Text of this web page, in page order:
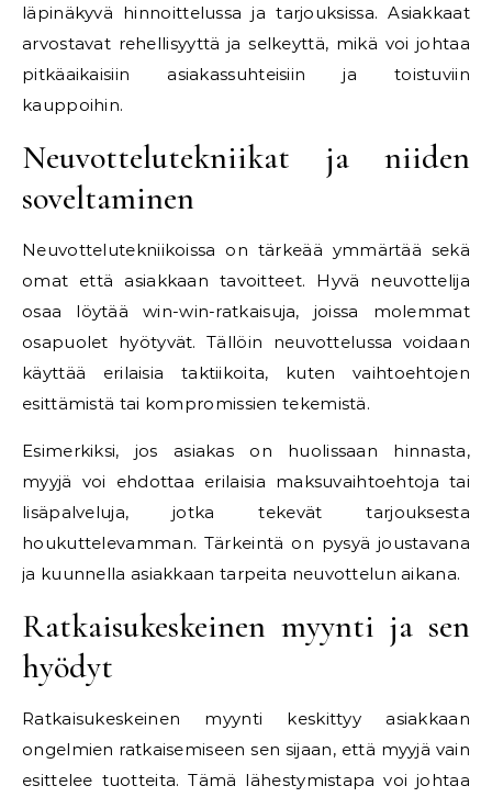
läpinäkyvä hinnoittelussa ja tarjouksissa. Asiakkaat
arvostavat rehellisyyttä ja selkeyttä, mikä voi johtaa
pitkäaikaisiin asiakassuhteisiin ja toistuviin
kauppoihin.
Neuvottelutekniikat ja niiden
soveltaminen
Neuvottelutekniikoissa on tärkeää ymmärtää sekä
omat että asiakkaan tavoitteet. Hyvä neuvottelija
osaa löytää win-win-ratkaisuja, joissa molemmat
osapuolet hyötyvät. Tällöin neuvottelussa voidaan
käyttää erilaisia taktiikoita, kuten vaihtoehtojen
esittämistä tai kompromissien tekemistä.
Esimerkiksi, jos asiakas on huolissaan hinnasta,
myyjä voi ehdottaa erilaisia maksuvaihtoehtoja tai
lisäpalveluja, jotka tekevät tarjouksesta
houkuttelevamman. Tärkeintä on pysyä joustavana
ja kuunnella asiakkaan tarpeita neuvottelun aikana.
Ratkaisukeskeinen myynti ja sen
hyödyt
Ratkaisukeskeinen myynti keskittyy asiakkaan
ongelmien ratkaisemiseen sen sijaan, että myyjä vain
esittelee tuotteita. Tämä lähestymistapa voi johtaa